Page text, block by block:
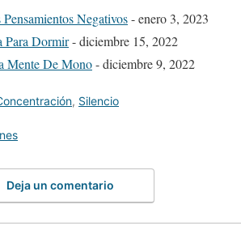
Negativos- enero 3, 2023
Para Dormir- diciembre 15, 2022
Mente De Mono- diciembre 9, 2022
, Silencio
Deja un comentario